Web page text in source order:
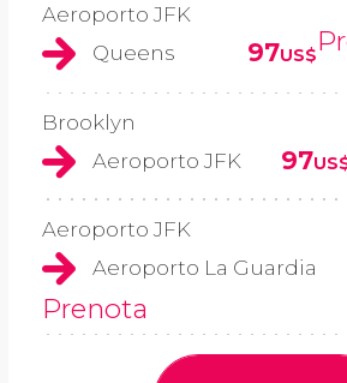
Aeroporto JFK
Queens
97US$
Brooklyn
Aeroporto JFK
97
Aeroporto JFK
Aeroporto La Guardia
Prenota